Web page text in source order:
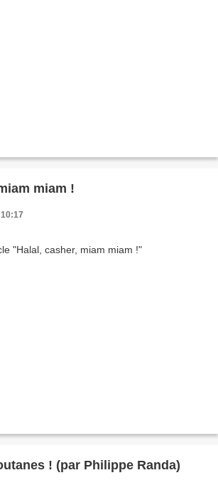
miam !
! (par Philippe Randa)